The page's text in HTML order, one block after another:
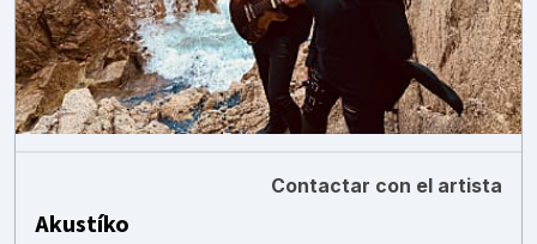
Contactar con el artista
Akustíko